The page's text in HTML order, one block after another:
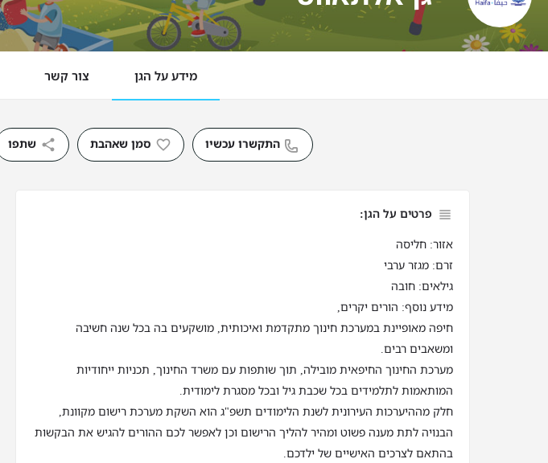
מידע על הגן צור קשר
התקשרו עכשיו סמן שאהבת שתפו
פרטים על הגן:
אזור: חליסה
זרם: מגזר ערבי
גילאים: חובה
מידע נוסף: הורים יקרים,
חיפה מאופיינת במערכת חינוך מתקדמת ואיכותית, מושקעים בה בכל שנה חשיבה
ומשאבים רבים.
מערכת החינוך החיפאית מובילה, תוך שותפות עם משרד החינוך, תכניות ייחודיות
המותאמות לתלמידים בכל שכבת גיל ובכל מסגרת לימודית.
חלק מההיערכות העירונית לשנת הלימודים תשפ"ג הוא השקת מערכת רישום מקוונת,
הבנויה לתת מענה פשוט ומהיר להליך הרישום וכן לאפשר לכם ההורים להגיש את הבקשות
בהתאם לצרכים האישיים של ילדכם.